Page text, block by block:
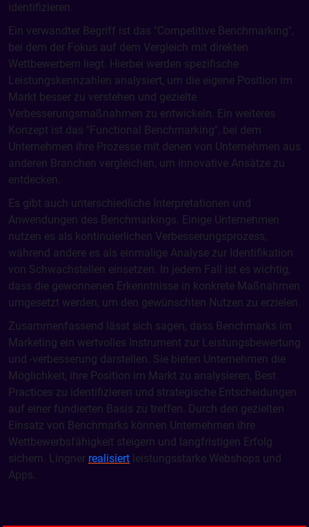
identifizieren.
Ein verwandter Begriff ist das "Competitive Benchmarking",
bei dem der Fokus auf dem Vergleich mit direkten
Wettbewerbern liegt. Hierbei werden spezifische
Leistungskennzahlen analysiert, um die eigene Position im
Markt besser zu verstehen und gezielte
Verbesserungsmaßnahmen zu entwickeln. Ein weiteres
Konzept ist das "Functional Benchmarking", bei dem
Unternehmen ihre Prozesse mit denen von Unternehmen aus
anderen Branchen vergleichen, um innovative Ansätze zu
entdecken.
Es gibt auch unterschiedliche Interpretationen und
Anwendungen des Benchmarkings. Einige Unternehmen
nutzen es als kontinuierlichen Verbesserungsprozess,
während andere es als einmalige Analyse zur Identifikation
von Schwachstellen einsetzen. In jedem Fall ist es wichtig,
dass die gewonnenen Erkenntnisse in konkrete Maßnahmen
umgesetzt werden, um den gewünschten Nutzen zu erzielen.
Zusammenfassend lässt sich sagen, dass Benchmarks im
Marketing ein wertvolles Instrument zur Leistungsbewertung
und -verbesserung darstellen. Sie bieten Unternehmen die
Möglichkeit, ihre Position im Markt zu analysieren, Best
Practices zu identifizieren und strategische Entscheidungen
auf einer fundierten Basis zu treffen. Durch den gezielten
Einsatz von Benchmarks können Unternehmen ihre
Wettbewerbsfähigkeit steigern und langfristigen Erfolg
sichern. Lingner realisiert leistungsstarke Webshops und
Apps.